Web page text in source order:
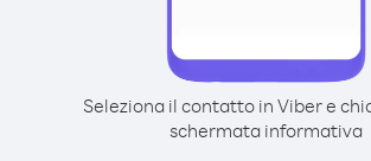
Seleziona il contatto in Viber e
schermata informativa